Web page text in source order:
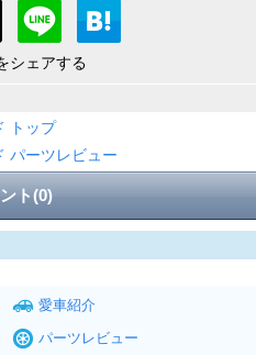
シェアする
トップ
パーツレビュー
ト(0)
愛車紹介
パーツレビュー